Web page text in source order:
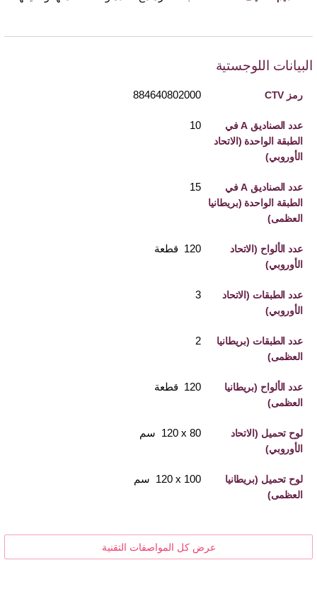
البيانات اللوجستية
رمز CTV 884640802000
عدد الصناديق A في
الطبقة الواحدة (الاتحاد
الأوروبي)
10
عدد الصناديق A في
الطبقة الواحدة (بريطانيا
العظمى)
15
عدد الألواح (الاتحاد
الأوروبي)
120 قطعة
عدد الطبقات (الاتحاد
الأوروبي)
3
عدد الطبقات (بريطانيا
العظمى)
2
عدد الألواح (بريطانيا
العظمى)
120 قطعة
لوح تحميل (الاتحاد
الأوروبي)
80 x‏ 120 سم
لوح تحميل (بريطانيا
العظمى)
100 x‏ 120 سم
عرض كل المواصفات التقنية